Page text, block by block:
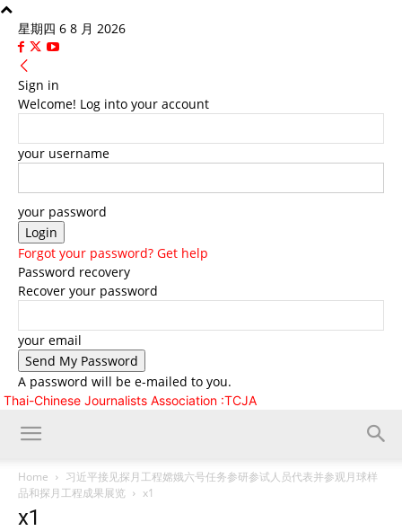
星期四 6 8 月 2026
Sign in
Welcome! Log into your account
your username
your password
Forgot your password? Get help
Password recovery
Recover your password
your email
A password will be e-mailed to you.
Thai-Chinese Journalists Association :TCJA
Home
习近平接见探月工程嫦娥六号任务参研参试人员代表并参观月球样
品和探月工程成果展览
x1
x1